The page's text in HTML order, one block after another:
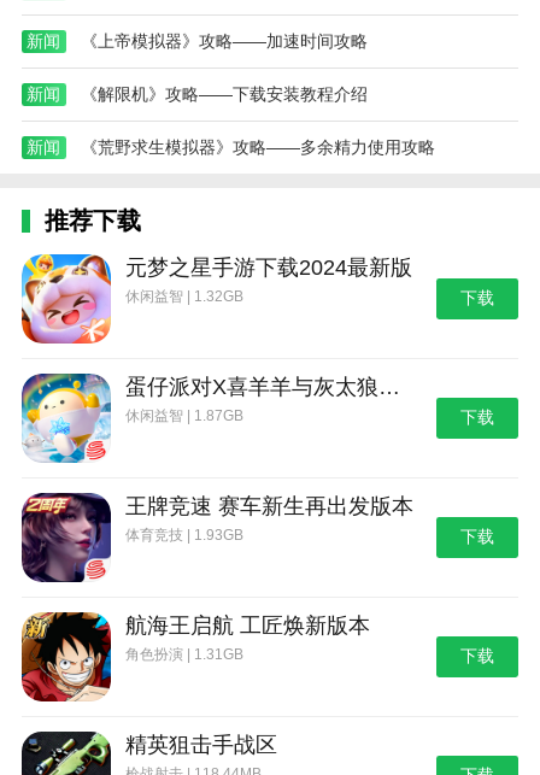
远找不到
更新日志
最新版本：v5.82.0 更新时间：2024-12-14
修改已知问题，优化体验。
新闻 《上帝模拟器》攻略——加速时间攻略
新闻 《解限机》攻略——下载安装教程介绍
新闻 《荒野求生模拟器》攻略——多余精力使用攻略
推荐下载
元梦之星手游下载2024最新版
休闲益智 | 1.32GB 下载
蛋仔派对X喜羊羊与灰太狼联动第二弹版本
休闲益智 | 1.87GB 下载
王牌竞速 赛车新生再出发版本
体育竞技 | 1.93GB 下载
航海王启航 工匠焕新版本
角色扮演 | 1.31GB 下载
精英狙击手战区